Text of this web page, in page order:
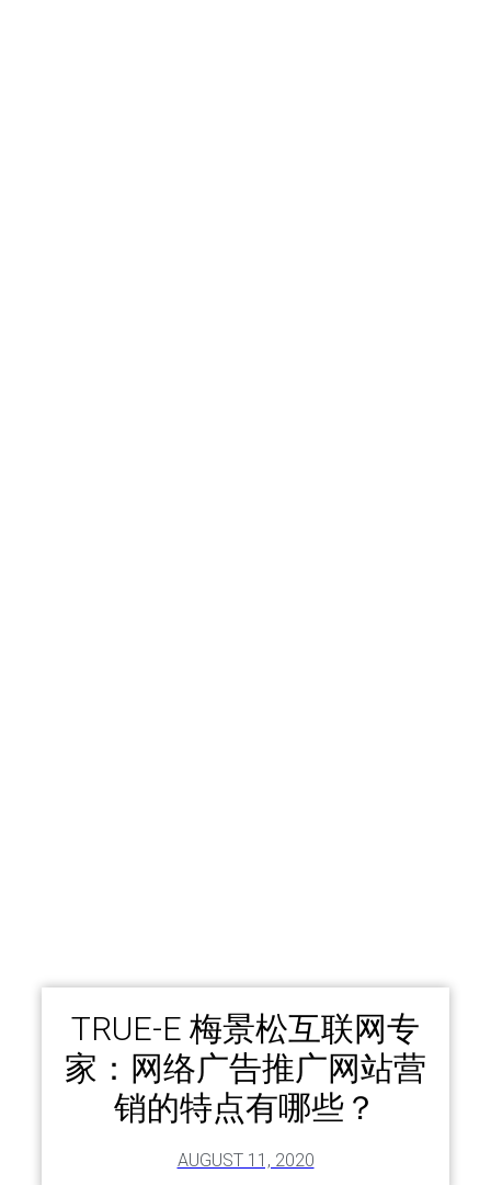
TRUE-E 梅景松互联网专
家：网络广告推广网站营
销的特点有哪些？
AUGUST 11, 2020